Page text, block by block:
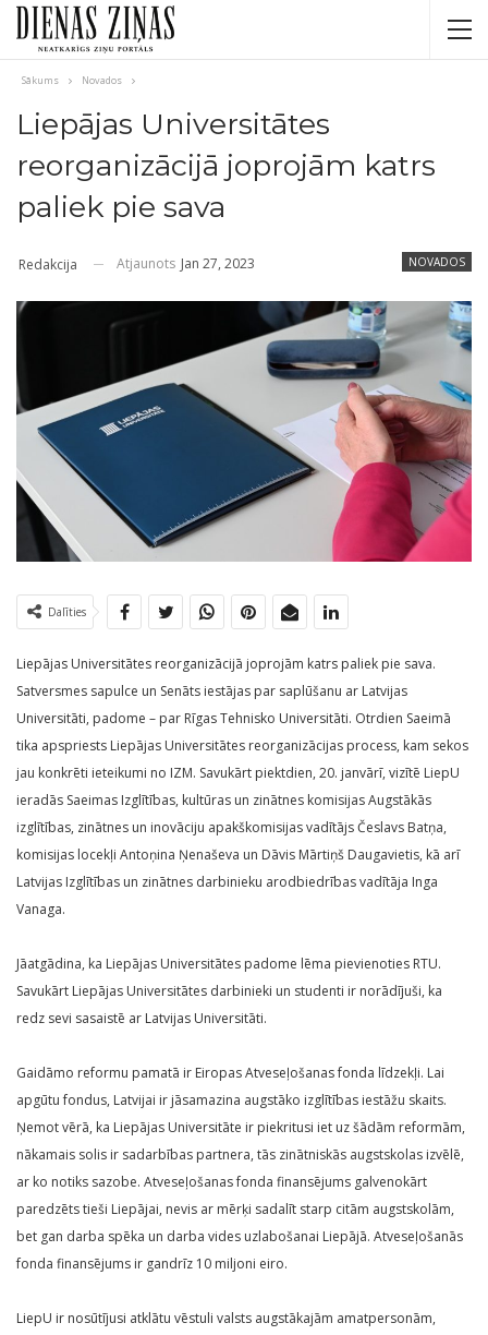
Sākums Novados
Liepājas Universitātes
reorganizācijā joprojām katrs
paliek pie sava
NOVADOS
Redakcija Atjaunots Jan 27, 2023
Dalīties
Liepājas Universitātes reorganizācijā joprojām katrs paliek pie sava.
Satversmes sapulce un Senāts iestājas par saplūšanu ar Latvijas
Universitāti, padome – par Rīgas Tehnisko Universitāti. Otrdien Saeimā
tika apspriests Liepājas Universitātes reorganizācijas process, kam sekos
jau konkrēti ieteikumi no IZM. Savukārt piektdien, 20. janvārī, vizītē LiepU
ieradās Saeimas Izglītības, kultūras un zinātnes komisijas Augstākās
izglītības, zinātnes un inovāciju apakškomisijas vadītājs Česlavs Batņa,
komisijas locekļi Antoņina Ņenaševa un Dāvis Mārtiņš Daugavietis, kā arī
Latvijas Izglītības un zinātnes darbinieku arodbiedrības vadītāja Inga
Vanaga.
Jāatgādina, ka Liepājas Universitātes padome lēma pievienoties RTU.
Savukārt Liepājas Universitātes darbinieki un studenti ir norādījuši, ka
redz sevi sasaistē ar Latvijas Universitāti.
Gaidāmo reformu pamatā ir Eiropas Atveseļošanas fonda līdzekļi. Lai
apgūtu fondus, Latvijai ir jāsamazina augstāko izglītības iestāžu skaits.
Ņemot vērā, ka Liepājas Universitāte ir piekritusi iet uz šādām reformām,
nākamais solis ir sadarbības partnera, tās zinātniskās augstskolas izvēlē,
ar ko notiks sazobe. Atveseļošanas fonda finansējums galvenokārt
paredzēts tieši Liepājai, nevis ar mērķi sadalīt starp citām augstskolām,
bet gan darba spēka un darba vides uzlabošanai Liepājā. Atveseļošanās
fonda finansējums ir gandrīz 10 miljoni eiro.
LiepU ir nosūtījusi atklātu vēstuli valsts augstākajām amatpersonām,